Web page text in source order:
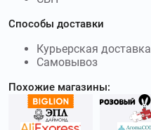
Способы доставки
Курьерская доставка
Самовывоз
Похожие магазины: